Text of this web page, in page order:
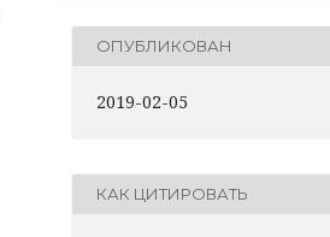
ОПУБЛИКОВАН
2019-02-05
КАК ЦИТИРОВАТЬ